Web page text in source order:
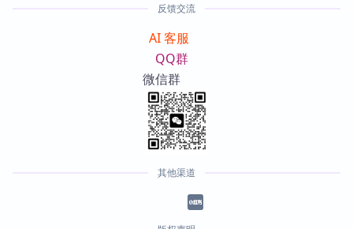
反馈交流
AI 客服
QQ群
微信群
其他渠道